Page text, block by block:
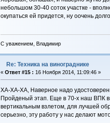
небольшом 30-40 соток участке -
окупаться ей придется, ну оочень
С уважением, Владимир
Re: Техника на винограднике
« Ответ #15 : 16 Ноября 2014, 11:09:46 »
ХА-ХА-ХА, Наверное надо
Пройденый этап. Еще в 70-х наш ВПК
вертикальным взлетом, для лучшей
серьезно, эту работу у нас делают